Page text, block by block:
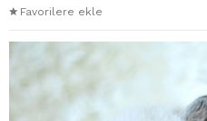
Favorilere ekle